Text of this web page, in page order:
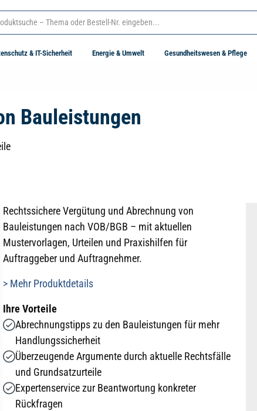
& IT-Sicherheit Energie & Umwelt Gesundheitswesen & Pflege
Bauleistungen
Rechtssichere Vergütung und Abrechnung von
Bauleistungen nach VOB/BGB – mit aktuellen
Mustervorlagen, Urteilen und Praxishilfen für
Auftraggeber und Auftragnehmer.
> Mehr Produktdetails
Ihre Vorteile
Abrechnungstipps zu den Bauleistungen für mehr
Handlungssicherheit
Überzeugende Argumente durch aktuelle Rechtsfälle
und Grundsatzurteile
Expertenservice zur Beantwortung konkreter
Rückfragen